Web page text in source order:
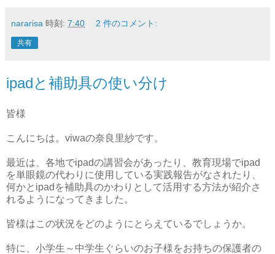
nararisa 時刻: 7:40 2 件のコメント:
共有
ipadと補助具の使い分け
皆様
こんにちは。viwaの奈良里紗です。
最近は、各地でipadの講習会があったり、教育現場でipad
を単眼鏡の代わりに使用している実践報告がなされたり、
何かとipadを補助具のかわりとして活用する方法が紹介さ
れるようになってきました。
皆様はこの状況をどのようにとらえているでしょうか。
特に、小学生～中学生ぐらいのお子様をお持ちの保護者の